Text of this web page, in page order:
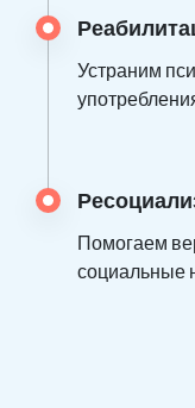
Устраним
Помогаем
социальные